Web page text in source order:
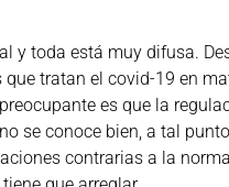
y toda está muy difusa.
tratan el covid-19 en
es que la
se conoce bien, a tal
contrarias a la